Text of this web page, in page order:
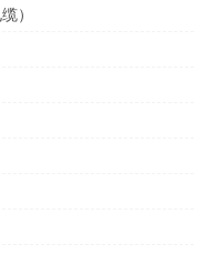
）